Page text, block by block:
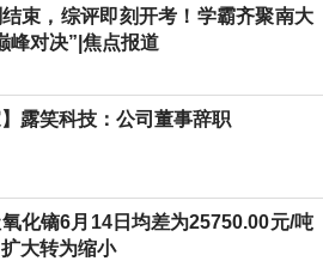
束，综评即刻开考！学霸齐聚南大
峰对决”|焦点报道
】露笑科技：公司董事辞职
化镝6月14日均差为25750.00元/吨
大转为缩小